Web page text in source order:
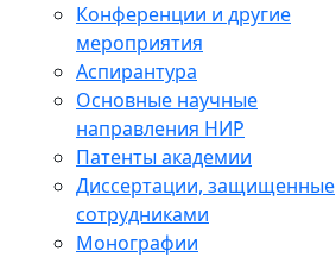
Конференции и другие
мероприятия
Аспирантура
Основные научные
направления НИР
Патенты академии
Диссертации, защищенные
сотрудниками
Монографии